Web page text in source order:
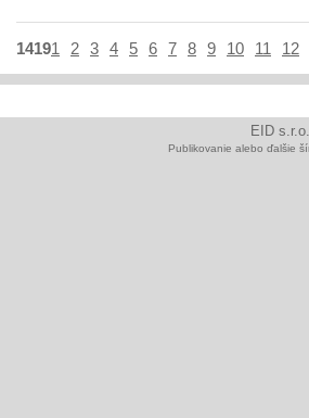
14191 2 3 4 5 6 7 8 9 10 11 12
EID
Publikovanie alebo ďalšie